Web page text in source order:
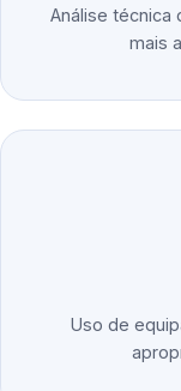
Análise técnica
mais
Uso de